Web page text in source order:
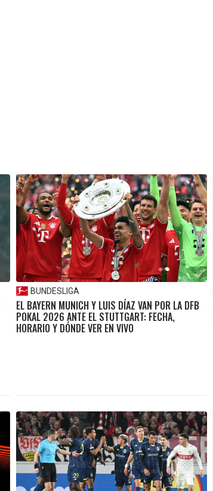
BUNDESLIGA
EL BAYERN MUNICH Y LUIS DÍAZ VAN POR LA DFB
POKAL 2026 ANTE EL STUTTGART: FECHA,
HORARIO Y DÓNDE VER EN VIVO